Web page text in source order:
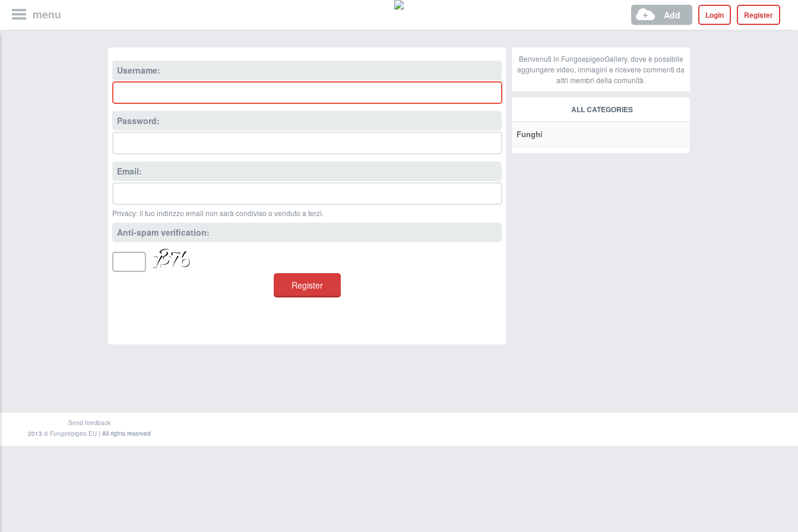
menu Register
Login
Add
Username:
Password:
Email:
Privacy: il tuo indirizzo email non sarà condiviso o venduto a terzi.
Anti-spam verification:
Benvenuti in FungoepigeoGallery, dove è possibile
aggiungere video, immagini e ricevere commenti da
altri membri della comunità.
ALL CATEGORIES
Funghi
Send feedback
2013 © Fungoepigeo.EU| All rights reserved